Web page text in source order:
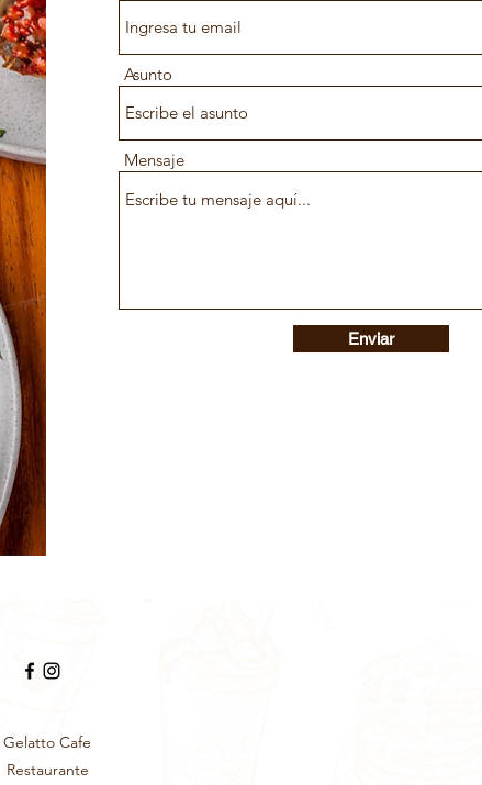
Asunto
Mensaje
Enviar
Gelatto Cafe
Restaurante